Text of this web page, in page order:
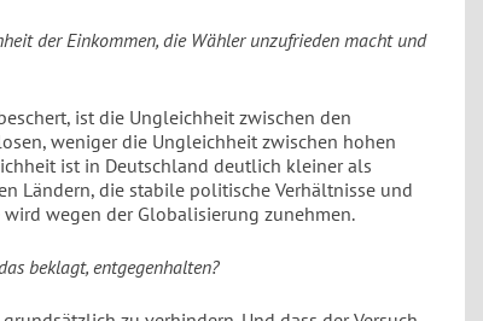
der Einkommen, die Wähler unzufrieden macht und
ist die Ungleichheit zwischen den
weniger die Ungleichheit zwischen hohen
ist in Deutschland deutlich kleiner als
Ländern, die stabile politische Verhältnisse und
wegen der Globalisierung zunehmen.
beklagt, entgegenhalten?